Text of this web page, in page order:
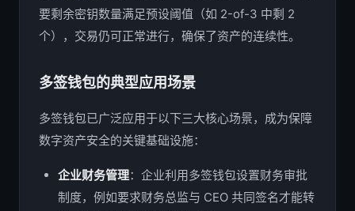
要剩余密钥数量满足预设阈值（如 2-of-3 中剩 2
个），交易仍可正常进行，确保了资产的连续性。
多签钱包的典型应用场景
多签钱包已广泛应用于以下三大核心场景，成为保障
数字资产安全的关键基础设施：
企业财务管理：企业利用多签钱包设置财务审批
制度，例如要求财务总监与 CEO 共同签名才能转